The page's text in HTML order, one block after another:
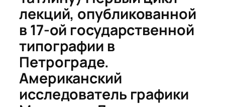
лекций, опубликованной
в 17-ой государственной
типографии в
Петрограде.
Американский
исследователь графики